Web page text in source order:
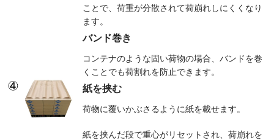
ことで、荷重が分散されて荷崩れしにくくなり
ます。
バンド巻き
コンテナのような固い荷物の場合、バンドを巻
くことでも荷割れを防止できます。
紙を挟む
荷物に覆いかぶさるように紙を載せます。
紙を挟んだ段で重心がリセットされ、荷崩れを